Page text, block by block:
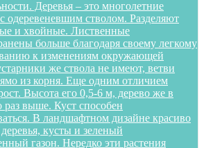
Деревья – это многолетние
одеревеневшим стволом. Разделяют
и хвойные. Лиственные
больше благодаря своему легкому
к изменениям окружающей
же ствола не имеют, ветви
из корня. Еще одним отличием
Высота его 0,5-6 м, дерево же в
раз выше. Куст способен
В ландшафтном дизайне красиво
кусты и зеленый
газон. Нередко эти растения